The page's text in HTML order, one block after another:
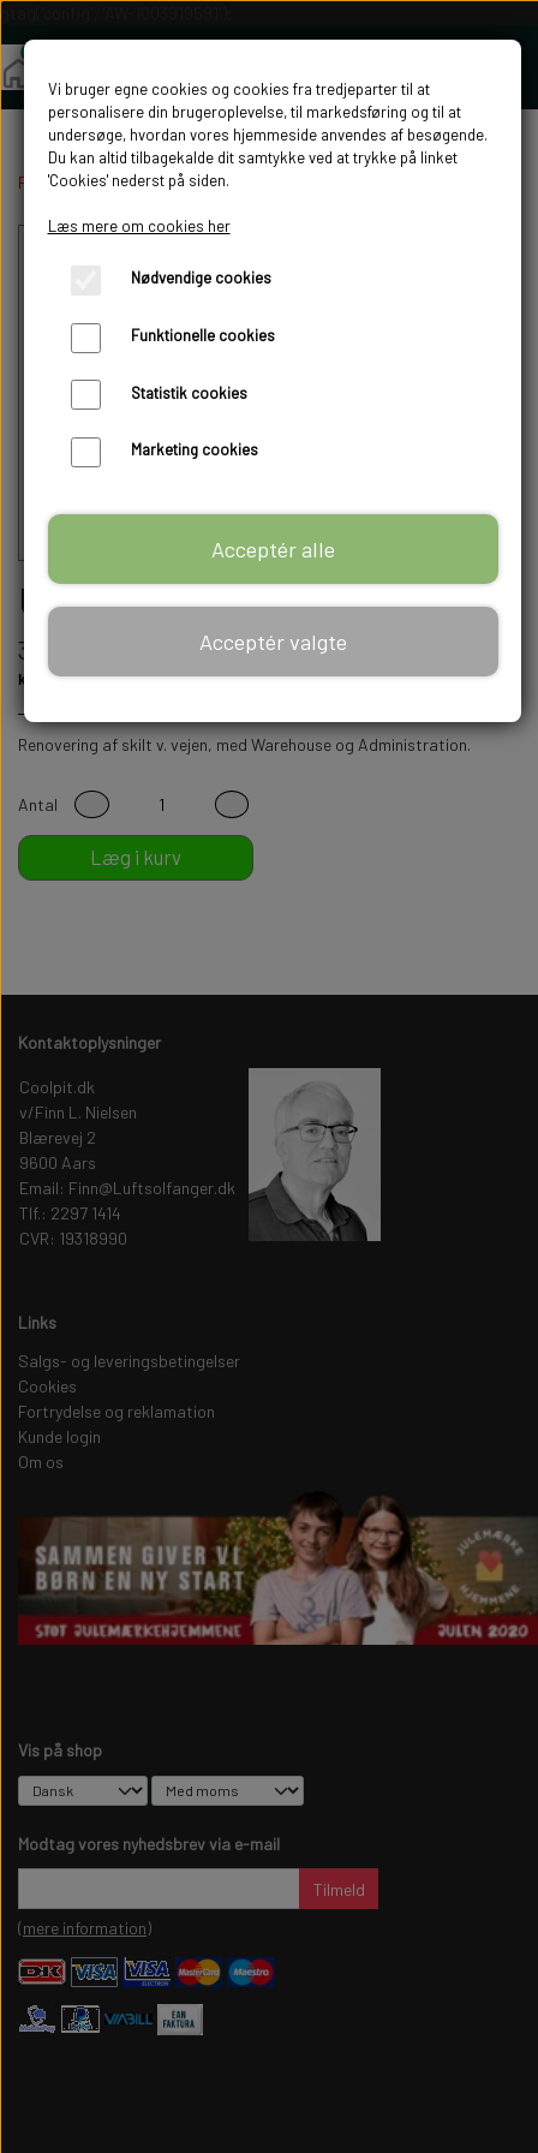
Forside Update til Hovedskilt v. vejen.
Intet billede
Update til Hovedskilt v. vejen.
312,50 kr.
Renovering af skilt v. vejen, med Warehouse og Administration.
Antal
Læg i kurv
Kontaktoplysninger
Coolpit.dk
v/Finn L. Nielsen
Blærevej 2
9600 Aars
Email: Finn@Luftsolfanger.dk
Tlf.: 2297 1414
CVR: 19318990
Links
Salgs- og leveringsbetingelser
Cookies
Fortrydelse og reklamation
Kunde login
Om os
Vis på shop
Modtag vores nyhedsbrev via e-mail
Tilmeld
(mere information)
Vi bruger egne cookies og cookies fra tredjeparter til at
personalisere din brugeroplevelse, til markedsføring og til at
undersøge, hvordan vores hjemmeside anvendes af besøgende.
Du kan altid tilbagekalde dit samtykke ved at trykke på linket
'Cookies' nederst på siden.
Læs mere om cookies her
Nødvendige cookies
Funktionelle cookies
Statistik cookies
Marketing cookies
Acceptér alle
Acceptér valgte